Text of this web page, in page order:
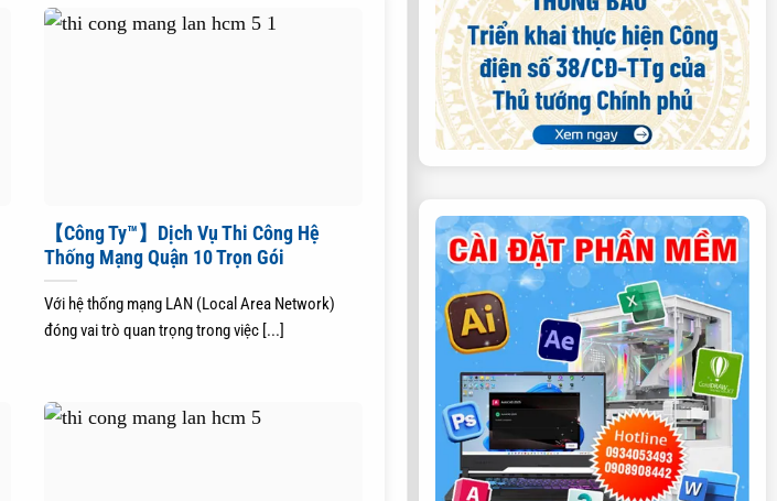
【Công Ty™】Dịch Vụ Thi Công Hệ
Thống Mạng Quận 10 Trọn Gói
Với hệ thống mạng LAN (Local Area Network)
đóng vai trò quan trọng trong việc [...]